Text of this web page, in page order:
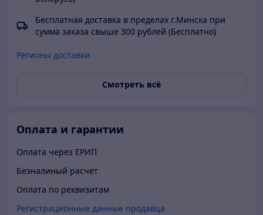
Бесплатная доставка в пределах г.Минска при
сумма заказа свыше 300 рублей (Бесплатно)
Регионы доставки
Смотреть всё
Оплата и гарантии
Оплата через ЕРИП
Безналиный расчет
Оплата по реквизитам
Регистрационные данные продавца